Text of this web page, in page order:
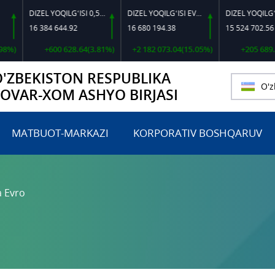
DIZEL YOQILG‘ISI 0,5-40
16 384 644.92
+600 628.64(3.81%)
DIZEL YOQILG‘ISI EVRO L-K-4
16 680 194.38
+2 182 073.04(15.05%)
DIZEL YOQILG‘ISI EVRO-L II K-4 SSDF
15 524 702.56
+205
RESPUBLIKA
XOM ASHYO BIRJASI
MATBUOT-MARKAZI KORPORATIV BOSHQARUV
Evro